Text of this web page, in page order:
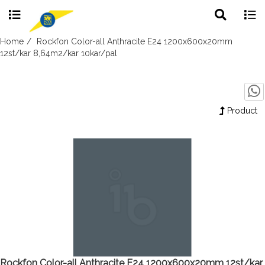
Skip
to
search
Home
Rockfon Color-all Anthracite E24 1200x600x20mm
12st/kar 8,64m2/kar 10kar/pal
Product